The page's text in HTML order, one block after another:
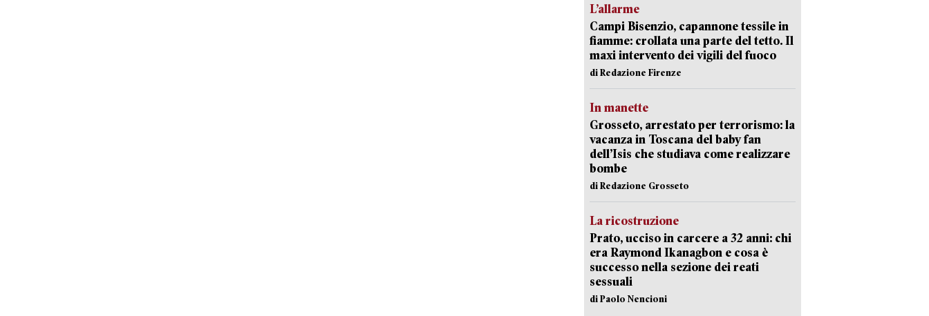
L’allarme
Campi Bisenzio, capannone tessile in
fiamme: crollata una parte del tetto. Il
maxi intervento dei vigili del fuoco
di Redazione Firenze
In manette
Grosseto, arrestato per terrorismo: la
vacanza in Toscana del baby fan
dell’Isis che studiava come realizzare
bombe
di Redazione Grosseto
La ricostruzione
Prato, ucciso in carcere a 32 anni: chi
era Raymond Ikanagbon e cosa è
successo nella sezione dei reati
sessuali
di Paolo Nencioni